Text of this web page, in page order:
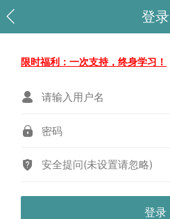
登录
限时福利：一次支持，终身学习！
安全提问(未设置请忽略)
登录